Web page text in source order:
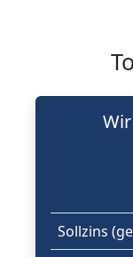
Sollzins